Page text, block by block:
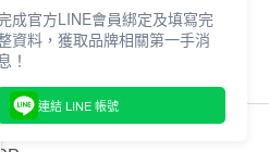
成官方LINE會員綁定及填寫完
資料，獲取品牌相關第一手消
！
連結 LINE 帳號